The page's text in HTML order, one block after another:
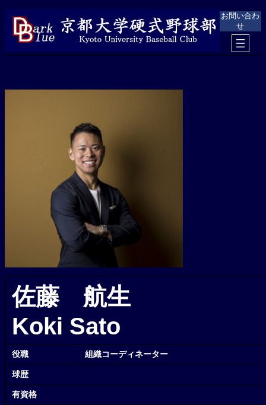
キ
お問い合わ
せ
佐藤 航生
Koki Sato
役職 組織コーディネーター
球歴
有資格